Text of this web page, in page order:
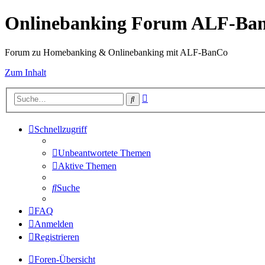
Onlinebanking Forum ALF-
Forum zu Homebanking & Onlinebanking mit ALF-BanCo
Zum Inhalt
Suche
Schnellzugriff
Unbeantwortete Themen
Aktive Themen
Suche
FAQ
Anmelden
Registrieren
Foren-Übersicht